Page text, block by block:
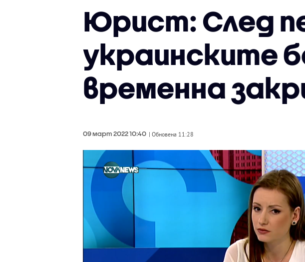
Юрист: След
украинските
временна
09 март 2022 10:40 | Обновена 11:28